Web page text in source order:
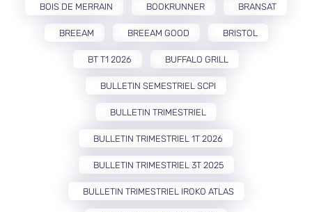
BOIS DE MERRAIN BOOKRUNNER BRANSAT
BREEAM BREEAM GOOD BRISTOL
BT T1 2026 BUFFALO GRILL
BULLETIN SEMESTRIEL SCPI
BULLETIN TRIMESTRIEL
BULLETIN TRIMESTRIEL 1T 2026
BULLETIN TRIMESTRIEL 3T 2025
BULLETIN TRIMESTRIEL IROKO ATLAS